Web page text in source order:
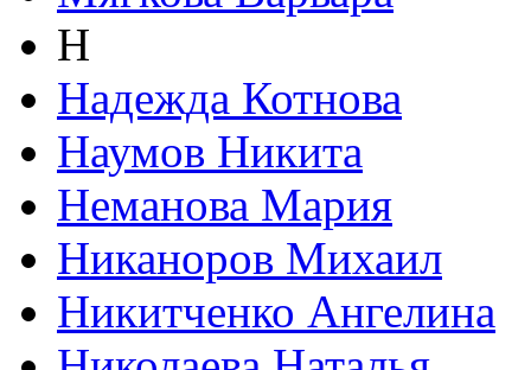
Н
Надежда Котнова
Наумов Никита
Неманова Мария
Никаноров Михаил
Никитченко Ангелина